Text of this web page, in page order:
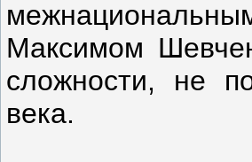
Максимом
сложности, не
века.